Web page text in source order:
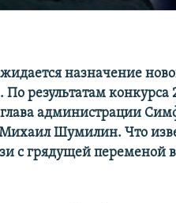
назначение
результатам конкурса
администрации
Шумилин. Что
с грядущей переменой